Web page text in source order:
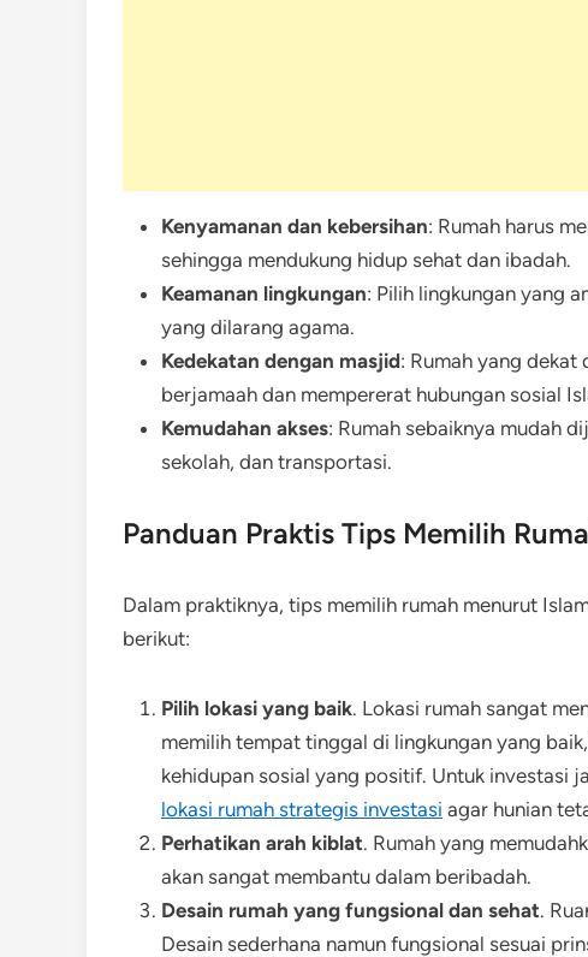
Kenyamanan dan kebersihan: Rumah harus
sehingga mendukung hidup sehat dan ibadah.
Keamanan lingkungan: Pilih lingkungan yang
yang dilarang agama.
Kedekatan dengan masjid: Rumah yang dekat
berjamaah dan mempererat hubungan sosial
Kemudahan akses: Rumah sebaiknya mudah
sekolah, dan transportasi.
Panduan Praktis Tips Memilih
Dalam praktiknya, tips memilih rumah menurut
berikut:
Pilih lokasi yang baik. Lokasi rumah sangat
memilih tempat tinggal di lingkungan yang
kehidupan sosial yang positif. Untuk investasi
lokasi rumah strategis investasi agar hunian
Perhatikan arah kiblat. Rumah yang
akan sangat membantu dalam beribadah.
Desain rumah yang fungsional dan sehat.
Desain sederhana namun fungsional sesuai